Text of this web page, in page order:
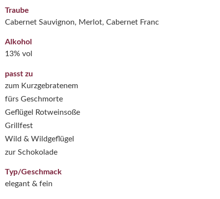
Traube
Cabernet Sauvignon, Merlot, Cabernet Franc
Alkohol
13% vol
passt zu
zum Kurzgebratenem
fürs Geschmorte
Geflügel Rotweinsoße
Grillfest
Wild & Wildgeflügel
zur Schokolade
Typ/Geschmack
elegant & fein